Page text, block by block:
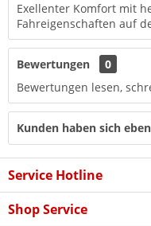
Exellenter Komfort mit
Fahreigenschaften auf
Bewertungen
0
Bewertungen lesen,
Kunden haben sich
Service Hotline
Shop Service